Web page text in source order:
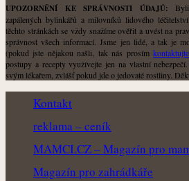
UPOZORNĚNÍ KE SPRÁVNOSTI ÚDAJŮ:
zapálených bylinkářů a milovníků lidového
těchto stránkách se vždy snažíme ověřit a uvést na
správnost všech informací. Jsme jen lidé, a tak je
(pokud jste nějakou našli, tak nás prosímkontaktujte
postupy a recepty využívejte jen na vlastní
svým lékařem, zvlášť pokud jde o jedovaté rostliny.
Kontakt
reklama – ceník
MAMCI.CZ – Magazín pro
Magazín pro zahrádkáře